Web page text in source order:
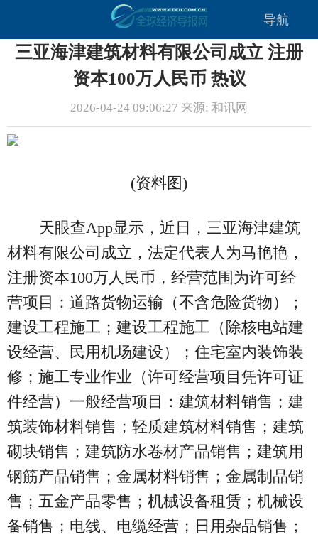
导航
三亚海津建筑材料有限公司成立 注册
资本100万人民币 热议
2026-04-24 09:06:27 来源: 和讯网
(资料图)
天眼查App显示，近日，三亚海津建筑
材料有限公司成立，法定代表人为马艳艳，
注册资本100万人民币，经营范围为许可经
营项目：道路货物运输（不含危险货物）；
建设工程施工；建设工程施工（除核电站建
设经营、民用机场建设）；住宅室内装饰装
修；施工专业作业（许可经营项目凭许可证
件经营）一般经营项目：建筑材料销售；建
筑装饰材料销售；轻质建筑材料销售；建筑
砌块销售；建筑防水卷材产品销售；建筑用
钢筋产品销售；金属材料销售；金属制品销
售；五金产品零售；机械设备租赁；机械设
备销售；电线、电缆经营；日用杂品销售；